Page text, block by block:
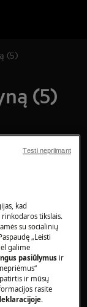
(5)
(5)
prietaisą
nes
uždarą
ar
kad
tikslais.
su socialinių
„Leisti
galime
pasiūlymus ir
ir mūsų
rasite
.
Tęsti nepriimant